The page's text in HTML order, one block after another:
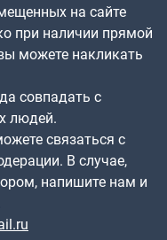
на сайте
при наличии прямой
можете накликать
совпадать с
людей.
связаться с
В случае,
напишите нам и